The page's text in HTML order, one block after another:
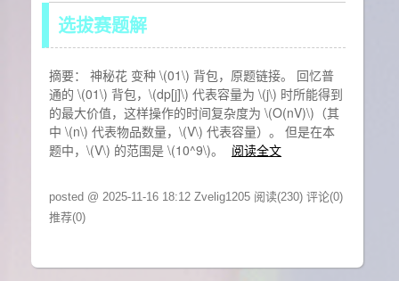
选拔赛题解
摘要： 神秘花 变种 \(01\) 背包，原题链接。 回忆普
通的 \(01\) 背包，\(dp[j]\) 代表容量为 \(j\) 时所能得到
的最大价值，这样操作的时间复杂度为 \(O(nV)\)（其
中 \(n\) 代表物品数量，\(V\) 代表容量）。 但是在本
题中，\(V\) 的范围是 \(10^9\)。
阅读全文
posted @ 2025-11-16 18:12 Zvelig1205 阅读(230) 评论(0)
推荐(0)